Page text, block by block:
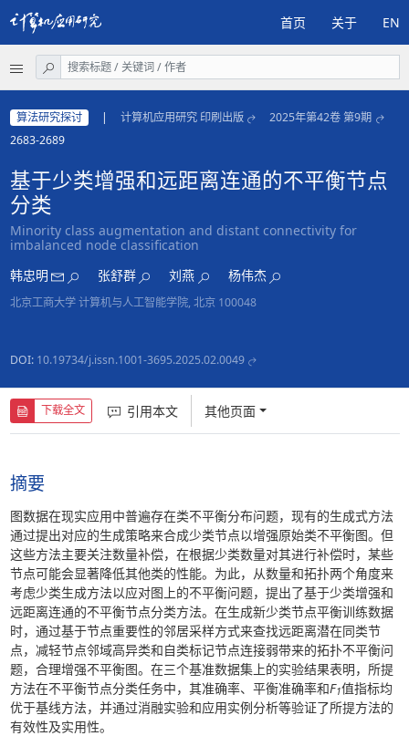
首页 关于 EN
算法研究探讨 | 计算机应用研究 印刷出版
2025年第42卷 第9期
2683-2689
基于少类增强和远距离连通的不平衡节点
分类
Minority class augmentation and distant connectivity for
imbalanced node classification
韩忠明
张舒群 刘燕 杨伟杰
北京工商大学 计算机与人工智能学院, 北京 100048
DOI: 10.19734/j.issn.1001-3695.2025.02.0049
下载全文 引用本文 其他页面
摘要
图数据在现实应用中普遍存在类不平衡分布问题，现有的生成式方法
通过提出对应的生成策略来合成少类节点以增强原始类不平衡图。但
这些方法主要关注数量补偿，在根据少类数量对其进行补偿时，某些
节点可能会显著降低其他类的性能。为此，从数量和拓扑两个角度来
考虑少类生成方法以应对图上的不平衡问题，提出了基于少类增强和
远距离连通的不平衡节点分类方法。在生成新少类节点平衡训练数据
时，通过基于节点重要性的邻居采样方式来查找远距离潜在同类节
点，减轻节点邻域高异类和自类标记节点连接弱带来的拓扑不平衡问
题，合理增强不平衡图。在三个基准数据集上的实验结果表明，所提
方法在不平衡节点分类任务中，其准确率、平衡准确率和F1值指标均
优于基线方法，并通过消融实验和应用实例分析等验证了所提方法的
有效性及实用性。